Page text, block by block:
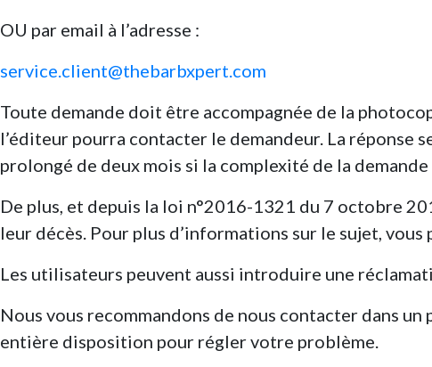
OU par email à l’adresse :
service.client@thebarbxpert.com
Toute demande doit être accompagnée de la
l’éditeur pourra contacter le demandeur. La réponse
prolongé de deux mois si la complexité de la
De plus, et depuis la loi n°2016-1321 du 7 octobre
leur décès. Pour plus d’informations sur le sujet,
Les utilisateurs peuvent aussi introduire une
Nous vous recommandons de nous contacter dans
entière disposition pour régler votre problème.